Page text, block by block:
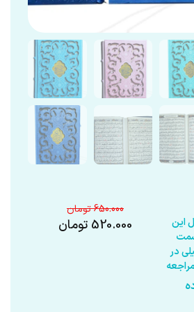
این
در
650.000
520.000 تومان